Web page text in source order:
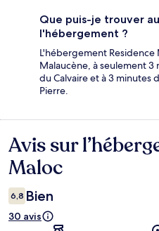
Que puis-je trouver
l'hébergement ?
L'hébergement
Malaucène, à seulement
du Calvaire et à 3 minutes
Pierre.
Avis
Avis sur
Maloc
6,8 Bien
30 avis